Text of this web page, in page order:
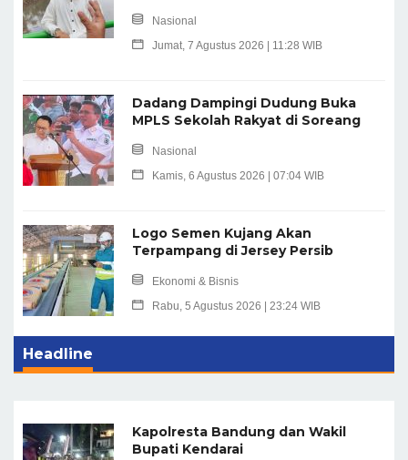
Nasional
Jumat, 7 Agustus 2026 | 11:28 WIB
Dadang Dampingi Dudung Buka
MPLS Sekolah Rakyat di Soreang
Nasional
Kamis, 6 Agustus 2026 | 07:04 WIB
Logo Semen Kujang Akan
Terpampang di Jersey Persib
Ekonomi & Bisnis
Rabu, 5 Agustus 2026 | 23:24 WIB
Headline
Kapolresta Bandung dan Wakil
Bupati Kendarai